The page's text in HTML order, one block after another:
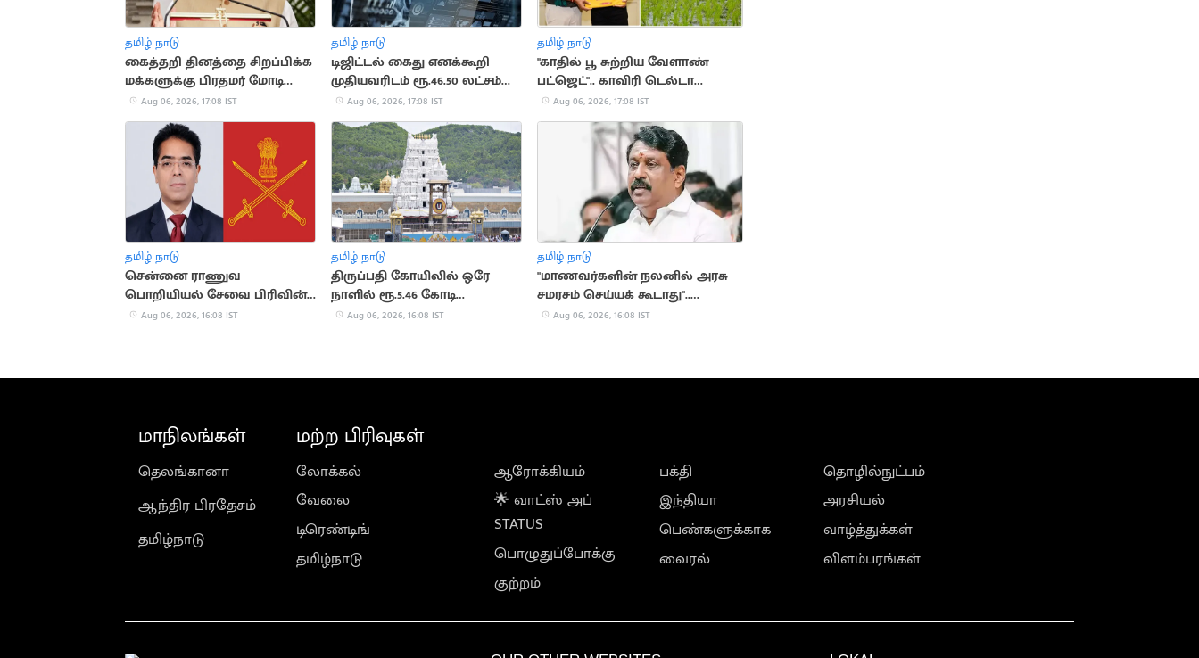
தமிழ் நாடு
கைத்தறி தினத்தை சிறப்பிக்க
மக்களுக்கு பிரதமர் மோடி
அழைப்பு
Aug 06, 2026, 17:08 IST
தமிழ் நாடு
டிஜிட்டல் கைது எனக்கூறி
முதியவரிடம் ரூ.46.50 லட்சம்
மோசடி
Aug 06, 2026, 17:08 IST
தமிழ் நாடு
"காதில் பூ சுற்றிய வேளாண்
பட்ஜெட்".. காவிரி டெல்டா
விவசாயிகள் சங்கம் விமர்சனம்
Aug 06, 2026, 17:08 IST
தமிழ் நாடு
சென்னை ராணுவ
பொறியியல் சேவை பிரிவின்
தலைவராக ஈஸ்வர் தத்
Aug 06, 2026, 16:08 IST
தமிழ் நாடு
திருப்பதி கோயிலில் ஒரே
நாளில் ரூ.5.46 கோடி
காணிக்கை
Aug 06, 2026, 16:08 IST
தமிழ் நாடு
"மாணவர்களின் நலனில் அரசு
சமரசம் செய்யக் கூடாது"..
நயினார் நாகேந்திரன்
Aug 06, 2026, 16:08 IST
மாநிலங்கள்
தெலங்கானா
ஆந்திர பிரதேசம்
தமிழ்நாடு
மற்ற பிரிவுகள்
லோக்கல்
வேலை
டிரெண்டிங்
தமிழ்நாடு
ஆரோக்கியம்
🌟 வாட்ஸ் அப்
STATUS
பொழுதுப்போக்கு
குற்றம்
பக்தி
இந்தியா
பெண்களுக்காக
வைரல்
தொழில்நுட்பம்
அரசியல்
வாழ்த்துக்கள்
விளம்பரங்கள்